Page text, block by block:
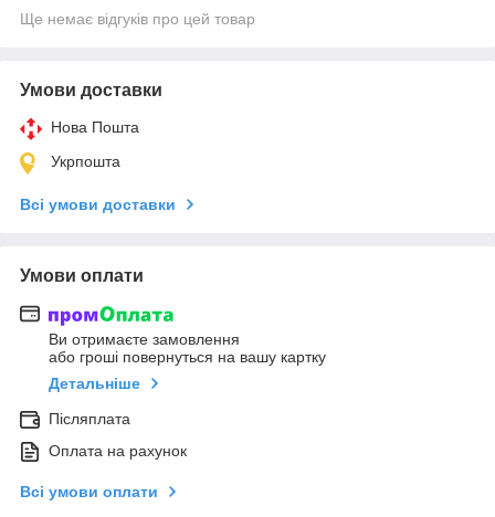
Ще немає відгуків про цей товар
Умови доставки
Нова Пошта
Укрпошта
Всі умови доставки
Умови оплати
Ви отримаєте замовлення
або гроші повернуться на вашу картку
Детальніше
Післяплата
Оплата на рахунок
Всі умови оплати